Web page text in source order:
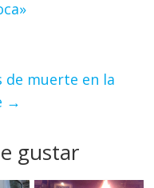
de muerte en la
→
gustar